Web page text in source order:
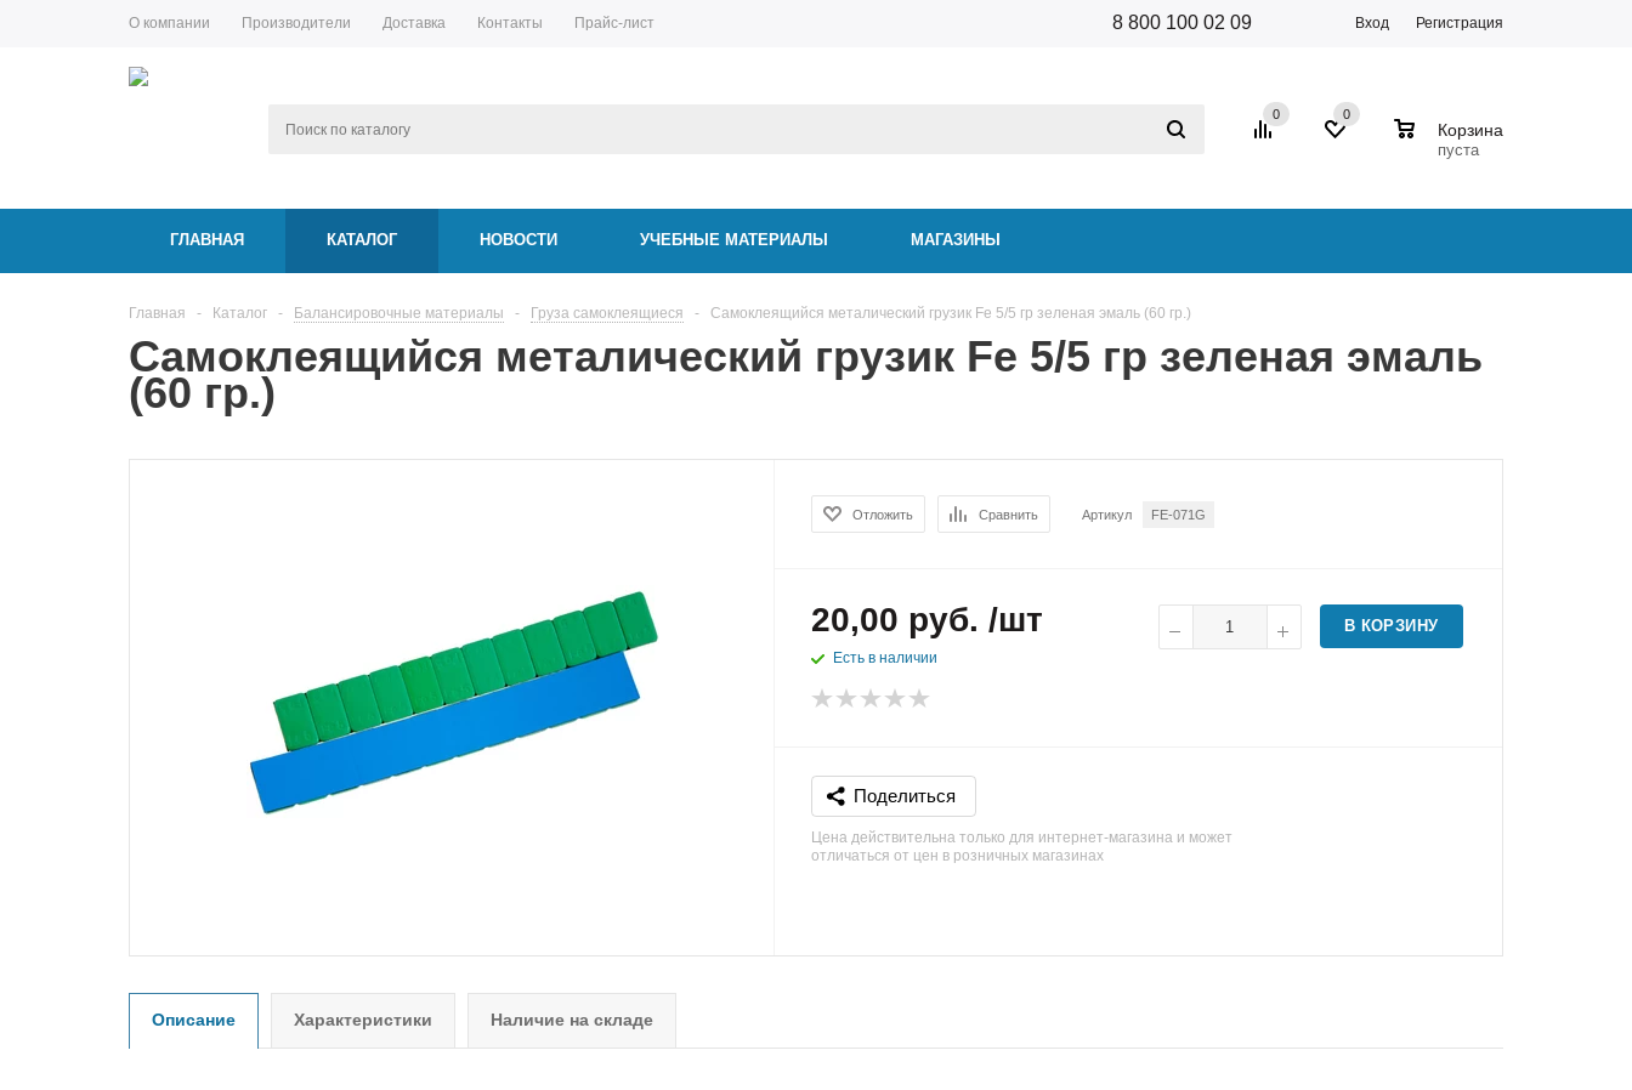
О компании Производители Доставка Контакты Прайс-лист 8 800 100 02 09 Вход Регистрация
0 0
Корзина
пуста
ГЛАВНАЯ КАТАЛОГ НОВОСТИ УЧЕБНЫЕ МАТЕРИАЛЫ МАГАЗИНЫ
Главная - Каталог - Балансировочные материалы - Груза самоклеящиеся - Самоклеящийся металический грузик Fe 5/5 гр зеленая эмаль (60 гр.)
Самоклеящийся металический грузик Fe 5/5 гр зеленая эмаль
(60 гр.)
Отложить Сравнить Артикул FE-071G
20,00 руб. /шт
Есть в наличии
В КОРЗИНУ
Поделиться
Цена действительна только для интернет-магазина и может
отличаться от цен в розничных магазинах
Описание Характеристики Наличие на складе